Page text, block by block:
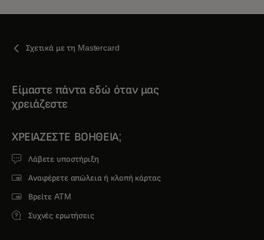
Σχετικά με τη Mastercard
Είμαστε πάντα εδώ όταν μας
χρειάζεστε
ΧΡΕΙΆΖΕΣΤΕ ΒΟΉΘΕΙΑ;
Λάβετε υποστήριξη
Αναφέρετε απώλεια ή κλοπή κάρτας
Βρείτε ATM
Συχνές ερωτήσεις